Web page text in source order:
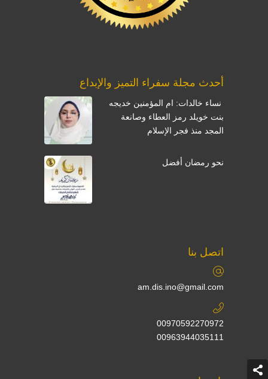
أحدث مجلة سفراء التميز والإبداع
نساء خالدات: ام المؤمنين خديجه
بنت خويلد رمز العطاء وصانعة
المجد منذ فجر الإسلام
نحو رمضان أفضل
اتصل بنا
am.dis.ino@gmail.com
00970592270972
00963944035111